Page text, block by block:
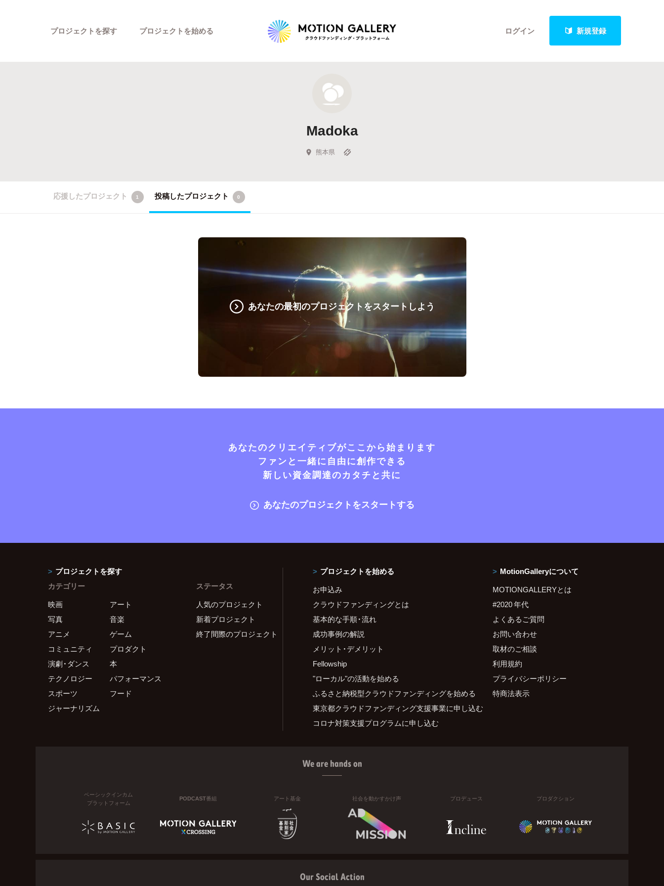
ログイン 新規登録
プロジェクトを探す
新着プロジェクト
Feature
キュレーターから探す
プロジェクトを始める
Madoka
熊本県
応援したプロジェクト 1 投稿したプロジェクト 0
あなたの最初のプロジェクトをスタートしよう
あなたのクリエイティブがここから始まります
ファンと一緒に自由に創作できる
新しい資金調達のカタチと共に
あなたのプロジェクトをスタートする
プロジェクトを探す
カテゴリー
映画
アート
写真
音楽
アニメ
ゲーム
コミュニティ
プロダクト
演劇・ダンス
本
テクノロジー
パフォーマンス
スポーツ
フード
ジャーナリズム
ステータス
人気のプロジェクト
新着プロジェクト
終了間際のプロジェクト
プロジェクトを始める
お申込み
クラウドファンディングとは
基本的な手順・流れ
成功事例の解説
メリット・デメリット
Fellowship
"ローカル"の活動を始める
ふるさと納税型クラウドファンディングを始める
東京都クラウドファンディング支援事業に申し込む
コロナ対策支援プログラムに申し込む
MotionGalleryについて
MOTIONGALLERYとは
#2020 年代
よくあるご質問
お問い合わせ
取材のご相談
利用規約
プライバシーポリシー
特商法表示
We are hands on
ベーシックインカム
プラットフォーム
PODCAST番組 アート基金 社会を動かすかけ声 プロデュース プロダクション
Our Social Action